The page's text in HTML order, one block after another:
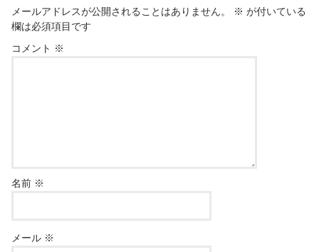
メールアドレスが公開されることはありません。 ※ が付いている
欄は必須項目です
コメント ※
名前 ※
メール ※